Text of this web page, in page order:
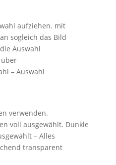
aufziehen. mit
sogleich das Bild
Auswahl
– Auswahl
verwenden.
voll ausgewählt. Dunkle
– Alles
transparent